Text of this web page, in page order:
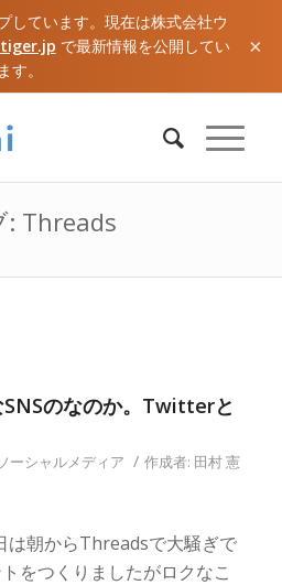
しています。現在は株式会社ウ
で最新情報を公開してい
ます。
×
: Threads
のなのか。Twitterと
ーシャルメディア / 作成者: 田村 憲
は朝からThreadsで大騒ぎで
をつくりましたがロクなこ